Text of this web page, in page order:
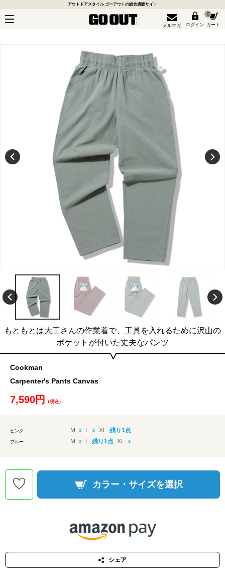
アウトドアスタイル ゴーアウトの総合通販サイト
メルマガ ログイン
0
カート
もともとは大工さんの作業着で、工具を入れるために沢山の
ポケットが付いた丈夫なパンツ
Cookman
Carpenter's Pants Canvas
7,590円 （税込）
ピンク M: ○ L: ○ XL: 残り1点
ブルー M: ○ L: 残り1点 XL: ○
カラー・サイズを選択
シェア